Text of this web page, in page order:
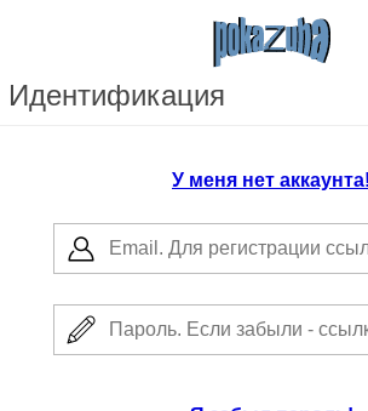
Идентификация
У меня нет аккаунта!